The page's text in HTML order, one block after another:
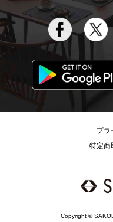
プラ
特定商
Copyright ©